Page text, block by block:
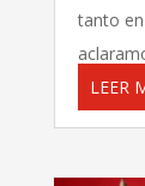
tanto
LEER